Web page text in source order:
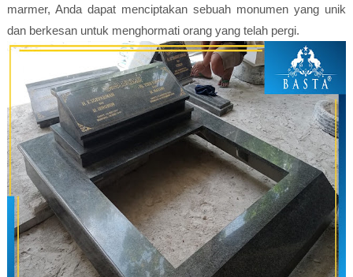
marmer, Anda dapat menciptakan sebuah monumen yang unik
dan berkesan untuk menghormati orang yang telah pergi.